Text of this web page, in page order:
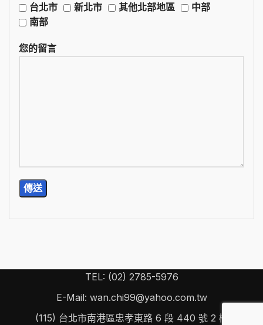
台北市
新北市 其他北部地區
中部
南部
您的留言
TEL: (02) 2785-5976
E-Mail: wan.chi99@yahoo.com.tw
(115) 台北市南港區忠孝東路 6 段 440 號 2 樓